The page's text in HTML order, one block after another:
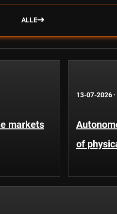
ALLE
markets
13-07-2026 ·
of